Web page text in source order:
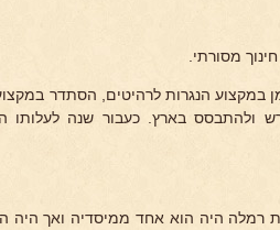
מסורתי.
בתור אומן במקצוע הנגרות לרהיטים, הסתדר
ולהתבסס בארץ. כעבור שנה
מעירית רמלה היה הוא אחד ממיסדיה ואך